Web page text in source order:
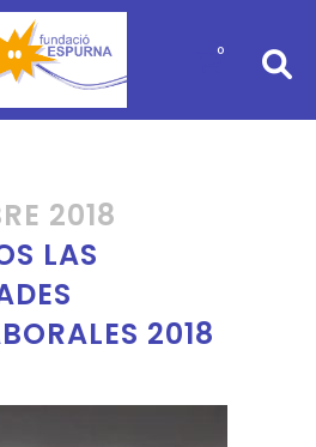
0
2018
LAS
2018